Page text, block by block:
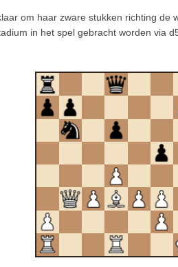
om haar zware stukken richting
in het spel gebracht worden via